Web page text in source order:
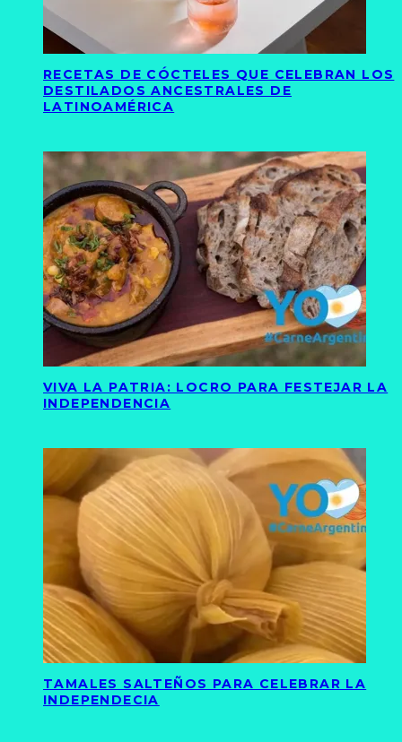
RECETAS DE CÓCTELES QUE CELEBRAN LOS
DESTILADOS ANCESTRALES DE
LATINOAMÉRICA
VIVA LA PATRIA: LOCRO PARA FESTEJAR LA
INDEPENDENCIA
TAMALES SALTEÑOS PARA CELEBRAR LA
INDEPENDECIA